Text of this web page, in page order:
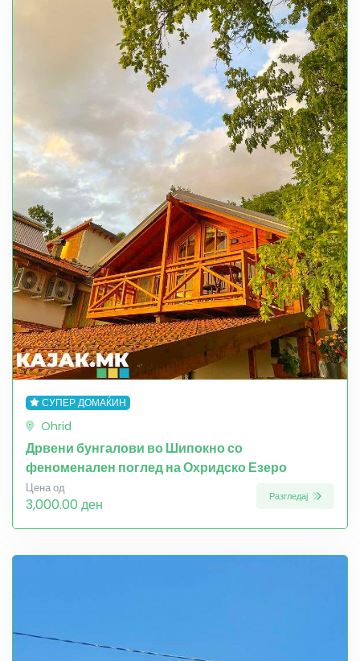
СУПЕР ДОМАЌИН
Ohrid
Дрвени бунгалови во Шипокно со
феноменален поглед на Охридско Езеро
Цена од
3,000.00 ден Разгледај